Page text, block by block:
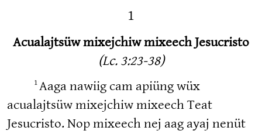
1
Acualajtsüw mixejchiw mixeech Jesucristo
(Lc. 3:23-38)
1Aaga nawiig cam apiüng wüx
acualajtsüw mixejchiw mixeech Teat
Jesucristo. Nop mixeech nej aag ayaj nenüt